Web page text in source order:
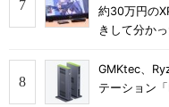
約30万円の
きして分か
GMKtec、
テーション「